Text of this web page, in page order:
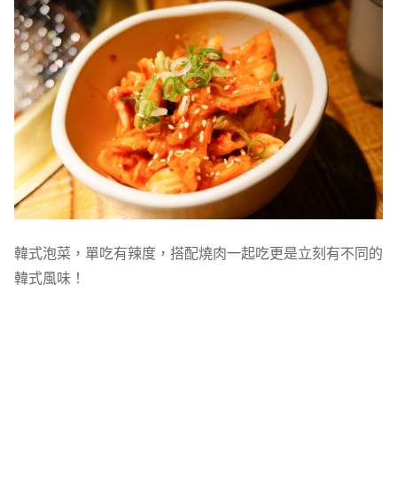
韓式泡菜，單吃有辣度，搭配燒肉一起吃更是立刻有不同的
韓式風味！